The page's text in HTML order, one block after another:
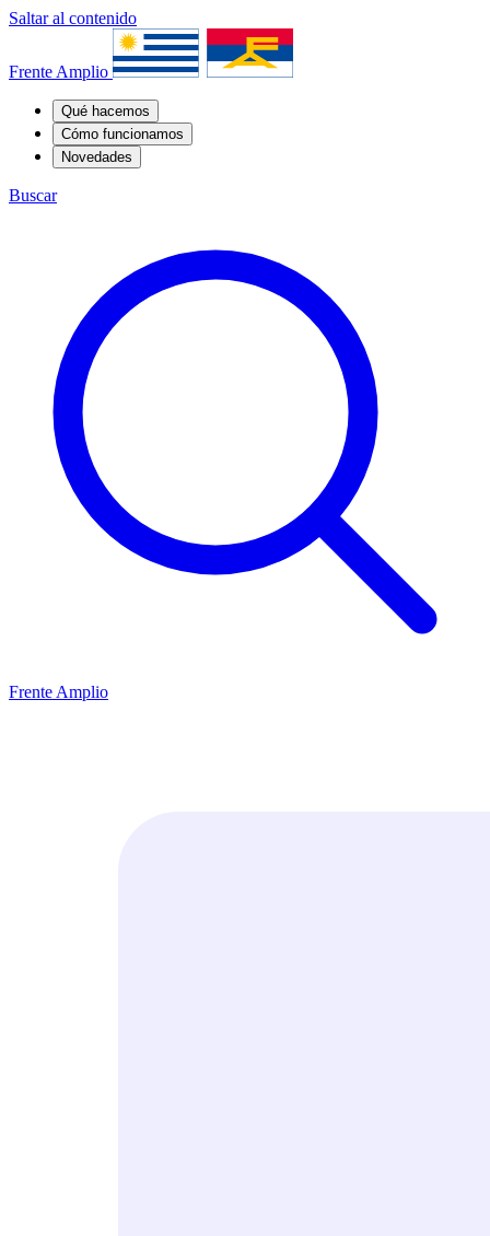
Saltar al contenido
Frente Amplio
Qué hacemos
Cómo funcionamos
Novedades
Buscar
Frente Amplio